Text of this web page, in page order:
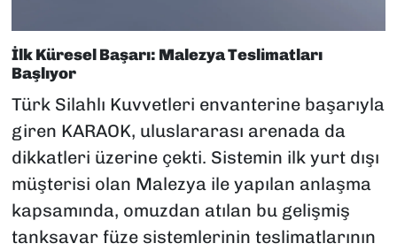
İlk Küresel Başarı: Malezya Teslimatları
Başlıyor
Türk Silahlı Kuvvetleri envanterine başarıyla
giren KARAOK, uluslararası arenada da
dikkatleri üzerine çekti. Sistemin ilk yurt dışı
müşterisi olan Malezya ile yapılan anlaşma
kapsamında, omuzdan atılan bu gelişmiş
tanksavar füze sistemlerinin teslimatlarının